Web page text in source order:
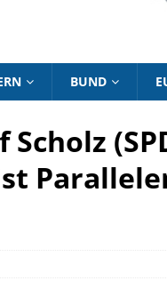
BUND
IM